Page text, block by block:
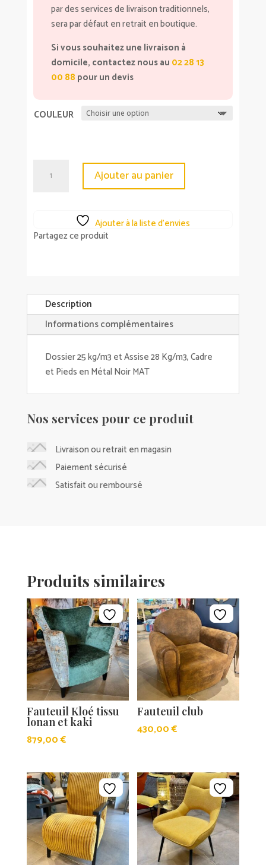
par des services de livraison traditionnels,
sera par défaut en retrait en boutique.
Si vous souhaitez une livraison à
domicile, contactez nous au 02 28 13
00 88 pour un devis
COULEUR
Ajouter au panier
Ajouter à la liste d’envies
Partagez ce produit
Description
Informations complémentaires
Dossier 25 kg/m3 et Assise 28 Kg/m3, Cadre
et Pieds en Métal Noir MAT
Nos services pour ce produit
Livraison ou retrait en magasin
Paiement sécurisé
Satisfait ou remboursé
Produits similaires
Fauteuil Kloé tissu
lonan et kaki
879,00€
Fauteuil club
430,00€